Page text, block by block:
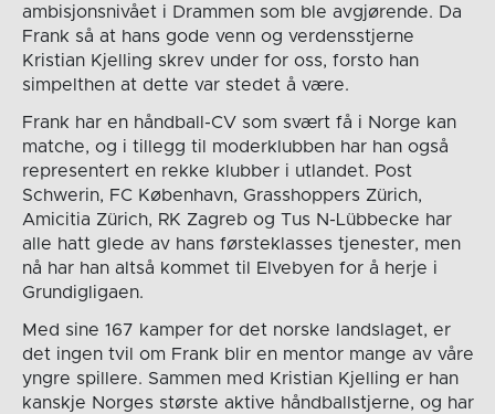
ambisjonsnivået i Drammen som ble avgjørende. Da
Frank så at hans gode venn og verdensstjerne
Kristian Kjelling skrev under for oss, forsto han
simpelthen at dette var stedet å være.
Frank har en håndball-CV som svært få i Norge kan
matche, og i tillegg til moderklubben har han også
representert en rekke klubber i utlandet. Post
Schwerin, FC København, Grasshoppers Zürich,
Amicitia Zürich, RK Zagreb og Tus N-Lübbecke har
alle hatt glede av hans førsteklasses tjenester, men
nå har han altså kommet til Elvebyen for å herje i
Grundigligaen.
Med sine 167 kamper for det norske landslaget, er
det ingen tvil om Frank blir en mentor mange av våre
yngre spillere. Sammen med Kristian Kjelling er han
kanskje Norges største aktive håndballstjerne, og har